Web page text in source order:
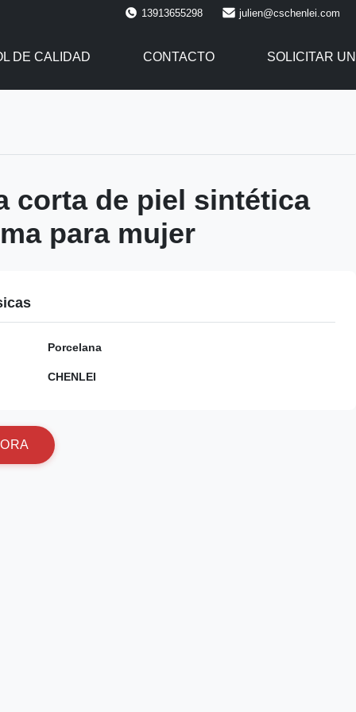
13913655298 julien@cschenlei.com
DE CALIDAD CONTACTO SOLICITAR
corta de piel sintética
para mujer
Porcelana
CHENLEI
ORA